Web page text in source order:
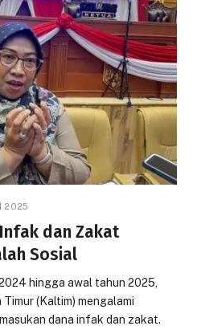
2025
dan Zakat
Sosial
hingga awal tahun 2025,
(Kaltim) mengalami
dana infak dan zakat.